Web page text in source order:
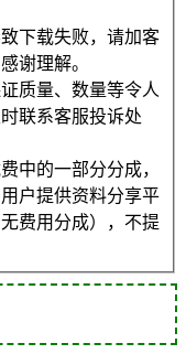
下载失败，请加客
谢理解。
质量、数量等令人
联系客服投诉处
中的一部分分成，
户提供资料分享平
费用分成），不提